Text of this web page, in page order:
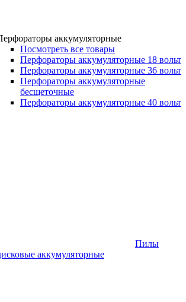
аккумуляторные
Посмотреть все товары
Перфораторы аккумуляторные 18 вольт
Перфораторы аккумуляторные 36 вольт
Перфораторы аккумуляторные
бесщеточные
Перфораторы аккумуляторные 40 вольт
Пилы
аккумуляторные